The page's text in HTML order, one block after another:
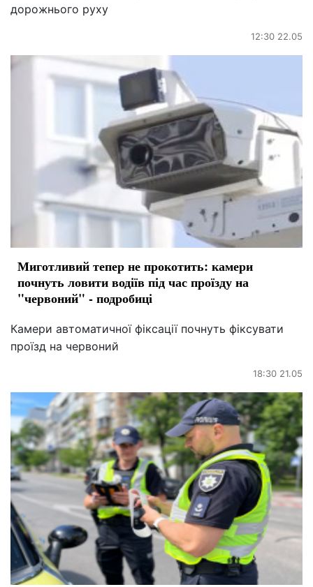
дорожнього руху
12:30 22.05
Миготливий тепер не прокотить: камери
почнуть ловити водіїв під час проїзду на
"червоний" - подробиці
Камери автоматичної фіксації почнуть фіксувати
проїзд на червоний
18:30 21.05